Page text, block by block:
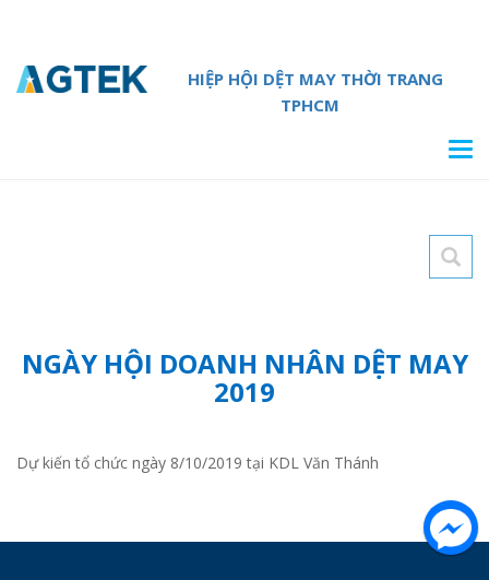
HIỆP HỘI DỆT MAY THỜI TRANG
TPHCM
NGÀY HỘI DOANH NHÂN DỆT MAY
2019
Dự kiến tổ chức ngày 8/10/2019 tại KDL Văn Thánh